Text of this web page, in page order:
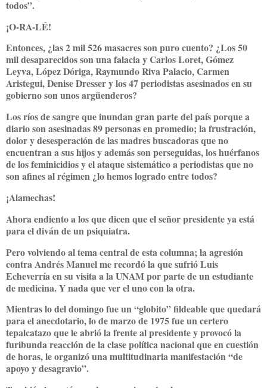
todos”.
¡O-RA-LÉ!
Entonces, ¿las 2 mil 526 masacres son puro cuento? ¿Los 50
mil desaparecidos son una falacia y Carlos Loret, Gómez
Leyva, López Dóriga, Raymundo Riva Palacio, Carmen
Aristegui, Denise Dresser y los 47 periodistas asesinados en su
gobierno son unos argüenderos?
Los ríos de sangre que inundan gran parte del país porque a
diario son asesinadas 89 personas en promedio; la frustración,
dolor y desesperación de las madres buscadoras que no
encuentran a sus hijos y además son perseguidas, los huérfanos
de los feminicidios y el ataque sistemático a periodistas que no
son afines al régimen ¿lo hemos logrado entre todos?
¡Alamechas!
Ahora endiento a los que dicen que el señor presidente ya está
para el diván de un psiquiatra.
Pero volviendo al tema central de esta columna; la agresión
contra Andrés Manuel me recordó la que sufrió Luis
Echeverría en su visita a la UNAM por parte de un estudiante
de medicina. Y nada que ver el uno con la otra.
Mientras lo del domingo fue un “globito” fildeable que quedará
para el anecdotario, lo de marzo de 1975 fue un certero
tepalcatazo que le abrió la frente al presidente y provocó la
furibunda reacción de la clase política nacional que en cuestión
de horas, le organizó una multitudinaria manifestación “de
apoyo y desagravio”.